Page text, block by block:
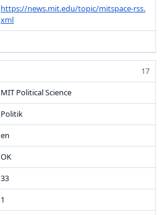
https://news.mit.edu/topic/mitspace-rss.
xml
17
MIT Political Science
Politik
en
OK
33
1